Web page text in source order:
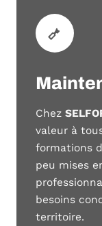
Chez
valeur à
formations
peu mises
besoins
territoire.